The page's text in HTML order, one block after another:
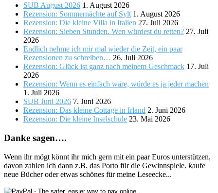
SUB August 2026 1. August 2026
Rezension: Sommernächte auf Sylt 1. August 2026
Rezension: Die kleine Villa in Italien 27. Juli 2026
Rezension: Sieben Stunden. Wen würdest du retten? 27. Juli
2026
Endlich nehme ich mir mal wieder die Zeit, ein paar
Rezensionen zu schreiben… 26. Juli 2026
Rezension: Glück ist ganz nach meinem Geschmack 17. Juli
2026
Rezension: Wenn es einfach wäre, würde es ja jeder machen
1. Juli 2026
SUB Juni 2026 7. Juni 2026
Rezension: Das kleine Cottage in Irland 2. Juni 2026
Rezension: Die kleine Inselschule 23. Mai 2026
Danke sagen….
Wenn ihr mögt könnt ihr mich gern mit ein paar Euros unterstützen,
davon zahlen ich dann z.B. das Porto für die Gewinnspiele. kaufe
neue Bücher oder etwas schönes für meine Leseecke...